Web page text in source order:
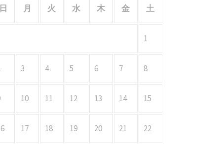
月 火 水 木 金 土
1
3 4 5 6 7 8
10 11 12 13 14 15
17 18 19 20 21 22